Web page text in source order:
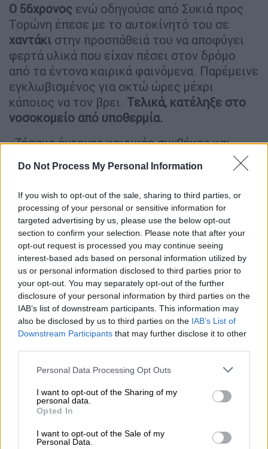
Do Not Process My Personal Information
If you wish to opt-out of the sale, sharing to third parties, or
processing of your personal or sensitive information for
targeted advertising by us, please use the below opt-out
section to confirm your selection. Please note that after your
opt-out request is processed you may continue seeing
interest-based ads based on personal information utilized by
us or personal information disclosed to third parties prior to
your opt-out. You may separately opt-out of the further
disclosure of your personal information by third parties on the
IAB’s list of downstream participants. This information may
also be disclosed by us to third parties on the IAB’s List of
Downstream Participants that may further disclose it to other
Please note that this website/app uses one or more Google
not limited to your visit or usage behaviour. You may click to
grant or deny consent to Google and its third-party tags to
use your data for below specified purposes in below Google
consent section.
Personal Data Processing Opt Outs
I want to opt-out of the Sharing of my
personal data.
Opted In
I want to opt-out of the Sale of my
Personal Data.
Ο 56χρονος ενώ οδηγούσε από Συκιά προς
Τορώνη έπεσε με το αυτοκίνητό του σε
χαντάκι στην προσπάθειά του να αποφύγει
φερτά υλικά που είχαν πέσει στον δρόμο
από τα έντονα καιρικά φαινόμενα. Παρέμεινε
εγκλωβισμένος για οκτώ ώρες μέχρι
κάποιος να τον βρει. Τελικά, κατέληξε στο
νοσοκομείο από υποθερμία.
«Ζήσαμε έντονες καιρικές συνθήκες και
πολύ δύσκολες στιγμές. Υπάρχουν οικισμοί
χωρίς ρεύμα και νερό. Ο άνθρωπος
σκοτώθηκε από πέτρες, τουμπάρισε το
αυτοκίνητο» ανέφερε ουπεύθυνος
Πολιτικής Προστασίας.
video
Εφιαλτική η νύχτα στη Χαλκιδική
Ζημιές προκάλεσε το πέρασμα